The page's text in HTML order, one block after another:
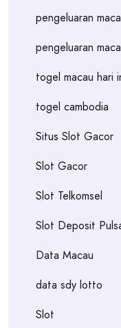
pengeluaran
pengeluaran
togel macau hari
togel cambodia
Situs Slot Gacor
Slot Gacor
Slot Telkomsel
Slot Deposit
Data Macau
data sdy lotto
Slot